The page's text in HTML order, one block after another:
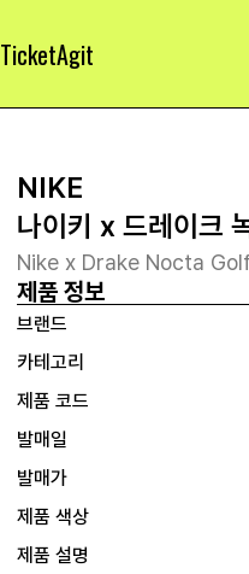
TicketAgit
NIKE
나이키 x 드레이크
Nike x Drake Nocta
제품 정보
브랜드
카테고리
제품 코드
발매일
발매가
제품 색상
제품 설명